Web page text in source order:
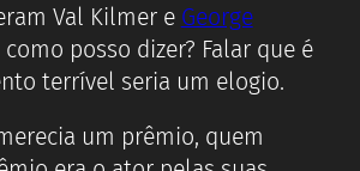
Val Kilmer e George
como posso dizer? Falar que é
terrível seria um elogio.
um prêmio, quem